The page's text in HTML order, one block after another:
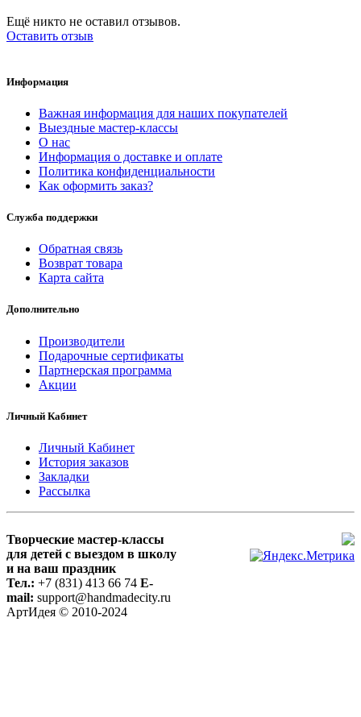
Ещё никто не оставил отзывов.
Оставить отзыв
Информация
Важная информация для наших покупателей
Выездные мастер-классы
О нас
Информация о доставке и оплате
Политика конфиденциальности
Как оформить заказ?
Служба поддержки
Обратная связь
Возврат товара
Карта сайта
Дополнительно
Производители
Подарочные сертификаты
Партнерская программа
Акции
Личный Кабинет
Личный Кабинет
История заказов
Закладки
Рассылка
Творческие мастер-классы
для детей с выездом в школу
и на ваш праздник
Тел.: +7 (831) 413 66 74 E-
mail: support@handmadecity.ru
АртИдея © 2010-2024